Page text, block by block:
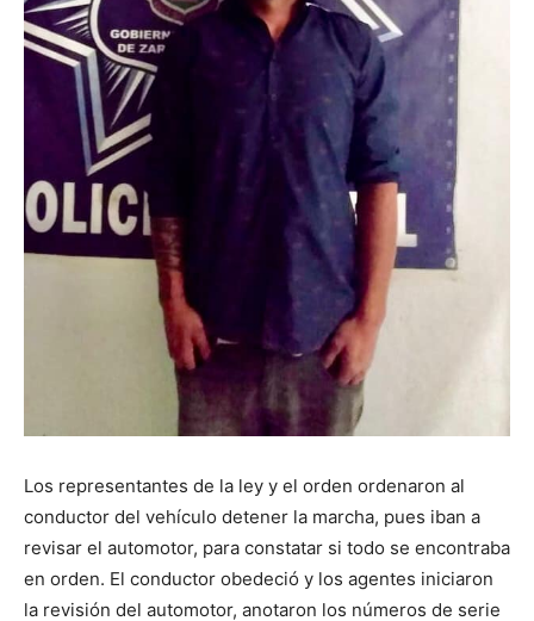
Los representantes de la ley y el orden ordenaron al
conductor del vehículo detener la marcha, pues iban a
revisar el automotor, para constatar si todo se encontraba
en orden. El conductor obedeció y los agentes iniciaron
la revisión del automotor, anotaron los números de serie